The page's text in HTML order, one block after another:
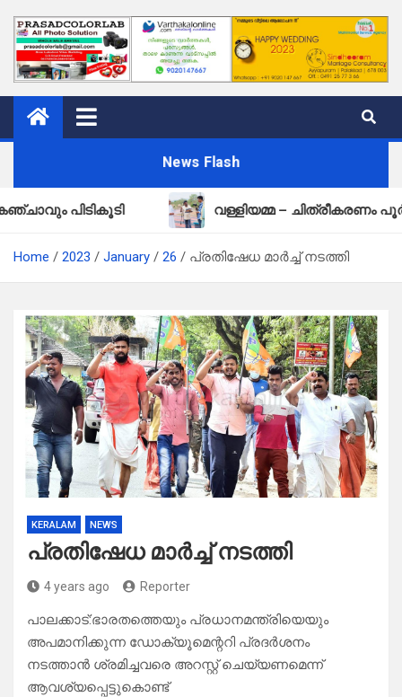
News Flash
വള്ളിയമ്മ – ചിത്രീകരണം
Home 2023 January 26 പ്രതിഷേധ മാർച്ച് നടത്തി
KERALAM NEWS
പ്രതിഷേധ മാർച്ച് നടത്തി
4 years ago Reporter
പാലക്കാട്:ഭാരതത്തെയും പ്രധാനമന്ത്രിയെയും
അപമാനിക്കുന്ന ഡോക്യൂമെന്ററി പ്രദർശനം
നടത്താൻ ശ്രമിച്ചവരെ അറസ്റ്റ് ചെയ്യണമെന്ന്
ആവശ്യപ്പെട്ടുകൊണ്ട്